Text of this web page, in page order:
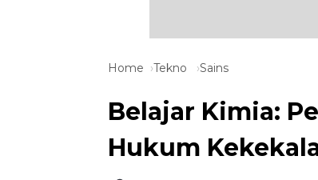
Home Tekno Sains
Belajar Kimia:
Hukum